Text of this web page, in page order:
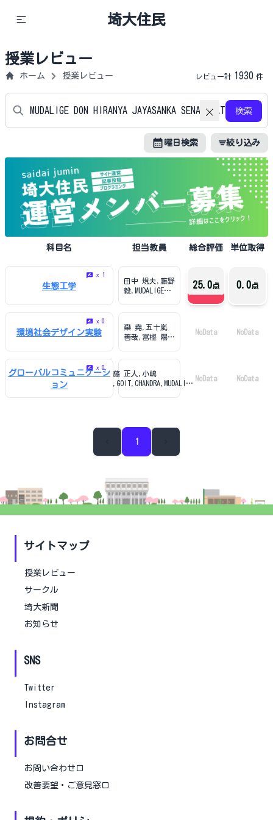
埼大住民
授業レビュー
ホーム 授業レビュー レビュー計 1930 件
検索
曜日検索 絞り込み
並び順
科目名 担当教員 総合評価 単位取得
x 1
生態工学
田中 規夫,藤野
毅,MUDALIGE
25.0点 0.0点
x 0
環境社会デザイン実験
欒 堯,五十嵐
善哉,富樫 陽
内村 太郎,中村
謙吾,MUDALIGE
NoData NoData
x 0
グローバルコミュニケーシ
ョン
齊藤 正人,小嶋
文,GOIT,CHANDRA,MUDALIGE
NoData NoData
1
サイトマップ
授業レビュー
サークル
埼大新聞
お知らせ
SNS
Twitter
Instagram
お問合せ
お問い合わせ口
改善要望・ご意見窓口